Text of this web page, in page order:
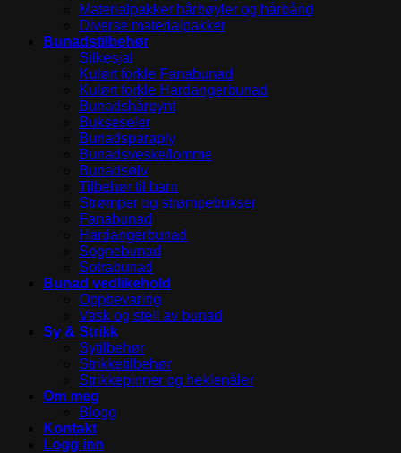
Materialpakker hårbøyler og hårbånd
Diverse materialpakker
Bunadstilbehør
Silkesjal
Kulørt forkle Fanabunad
Kulørt forkle Hardangerbunad
Bunadshårpynt
Bukseseler
Bunadsparaply
Bunadsveske/lomme
Bunadsølv
Tilbehør til barn
Strømper og strømpebukser
Fanabunad
Hardangerbunad
Sognebunad
Sotrabunad
Bunad vedlikehold
Oppbevaring
Vask og stell av bunad
Sy & Strikk
Sytilbehør
Strikketilbehør
Strikkepinner og heklenåler
Om meg
Blogg
Kontakt
Logg inn